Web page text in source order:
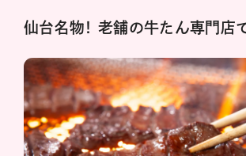
仙台名物！ 老舗の牛たん専門店